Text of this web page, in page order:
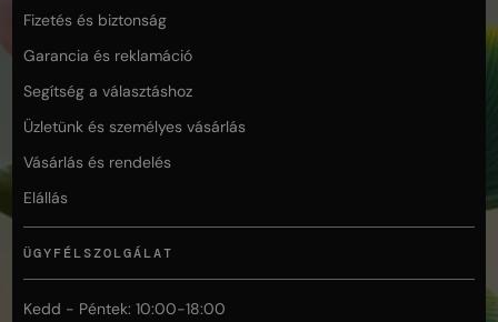
Fizetés és biztonság
Garancia és reklamáció
Segítség a választáshoz
Üzletünk és személyes vásárlás
Vásárlás és rendelés
Elállás
ÜGYFÉLSZOLGÁLAT
Kedd - Péntek: 10:00-18:00